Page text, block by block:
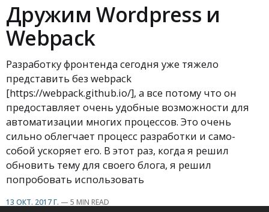
Дружим Wordpress и
Webpack
Разработку фронтенда сегодня уже тяжело
представить без webpack
[https://webpack.github.io/], а все потому что он
предоставляет очень удобные возможности для
автоматизации многих процессов. Это очень
сильно облегчает процесс разработки и само-
собой ускоряет его. В этот раз, когда я решил
обновить тему для своего блога, я решил
попробовать использовать
13 ОКТ. 2017 Г. — 5 MIN READ